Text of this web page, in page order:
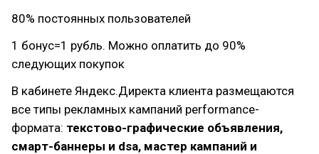
80% постоянных пользователей
1 бонус=1 рубль. Можно оплатить до 90%
следующих покупок
В кабинете Яндекс.Директа клиента размещаются
все типы рекламных кампаний performance-
формата: текстово-графические объявления,
смарт-баннеры и dsa, мастер кампаний и